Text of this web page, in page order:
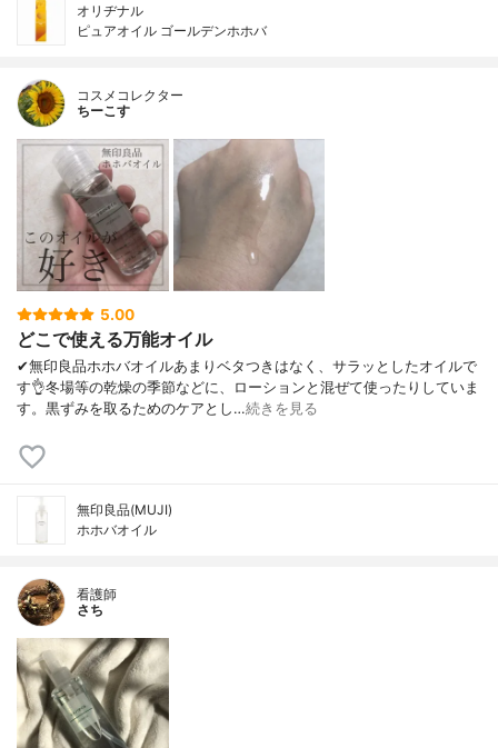
オリヂナル
ピュアオイル ゴールデンホホバ
コスメコレクター
ちーこす
5.00
どこで使える万能オイル
✔︎無印良品ホホバオイルあまりベタつきはなく、サラッとしたオイルで
す👌冬場等の乾燥の季節などに、ローションと混ぜて使ったりしていま
す。黒ずみを取るためのケアとし…続きを見る
無印良品(MUJI)
ホホバオイル
看護師
さち